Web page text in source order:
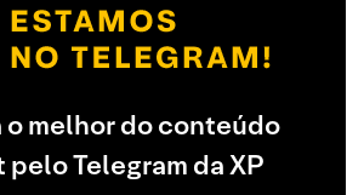
o melhor do conteúdo
pelo Telegram da XP